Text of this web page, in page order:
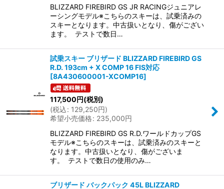
BLIZZARD FIREBIRD GS JR RACINGジュニアレ
ーシングモデル※こちらのスキーは、試乗済みの
スキーとなります。中古扱いとなり、傷がござい
ます。 テストで数日…
試乗スキー ブリザード BLIZZARD FIREBIRD GS
R.D. 193cm + X COMP 16 FIS対応
[8A430600001-XCOMP16]
117,500円(税別)
(税込: 129,250円)
希望小売価格: 235,000円
BLIZZARD FIREBIRD GS R.D.ワールドカップGS
モデル※こちらのスキーは、試乗済みのスキーと
なります。中古扱いとなり、傷がございま
す。 テストで数日の使用のみ…
ブリザード バックパック 45L BLIZZARD